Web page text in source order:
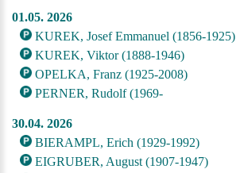
01.05. 2026
KUREK, Josef Emmanuel (1856-1925)
KUREK, Viktor (1888-1946)
OPELKA, Franz (1925-2008)
PERNER, Rudolf (1969-
30.04. 2026
BIERAMPL, Erich (1929-1992)
EIGRUBER, August (1907-1947)